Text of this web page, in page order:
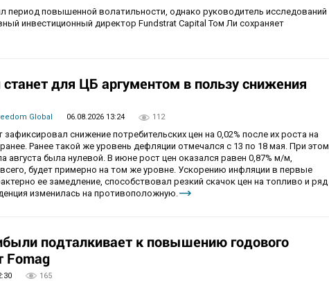
повышенной волатильности, однако руководитель исследований
инвестиционный директор Fundstrat Capital Том Ли сохраняет
для ЦБ аргументом в пользу снижения
Global 06.08.2026 13:24 112
зафиксировал снижение потребительских цен на 0,02% после их роста на
Ранее такой же уровень дефляции отмечался с 13 по 18 мая. При этом
августа была нулевой. В июне рост цен оказался равен 0,87% м/м,
будет примерно на том же уровне. Ускорению инфляции в первые
ее замедление, способствовал резкий скачок цен на топливо и ряд
изменилась на противоположную.
подталкивает к повышению годового
Fomag
165